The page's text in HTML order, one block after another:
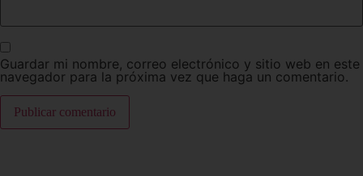
Guardar mi nombre, correo electrónico y sitio web en este
navegador para la próxima vez que haga un comentario.